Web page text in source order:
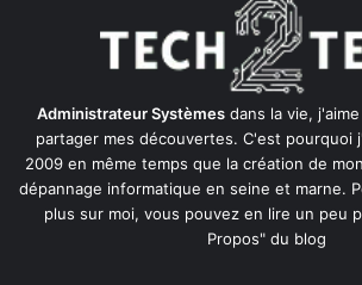
Administrateur Systèmes dans la vie,
partager mes découvertes. C'est pourquoi
2009 en même temps que la création de
dépannage informatique en seine et marne.
plus sur moi, vous pouvez en lire un peu
Propos" du blog